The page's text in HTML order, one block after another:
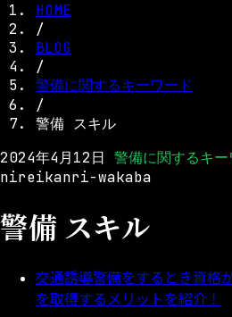
HOME
/
BLOG
/
警備に関するキーワード
/
警備 スキル
2024年4月12日 警備に関するキ
nireikanri-wakaba
警備 スキル
交通誘導警備をするとき資格
を取得するメリットを紹介！